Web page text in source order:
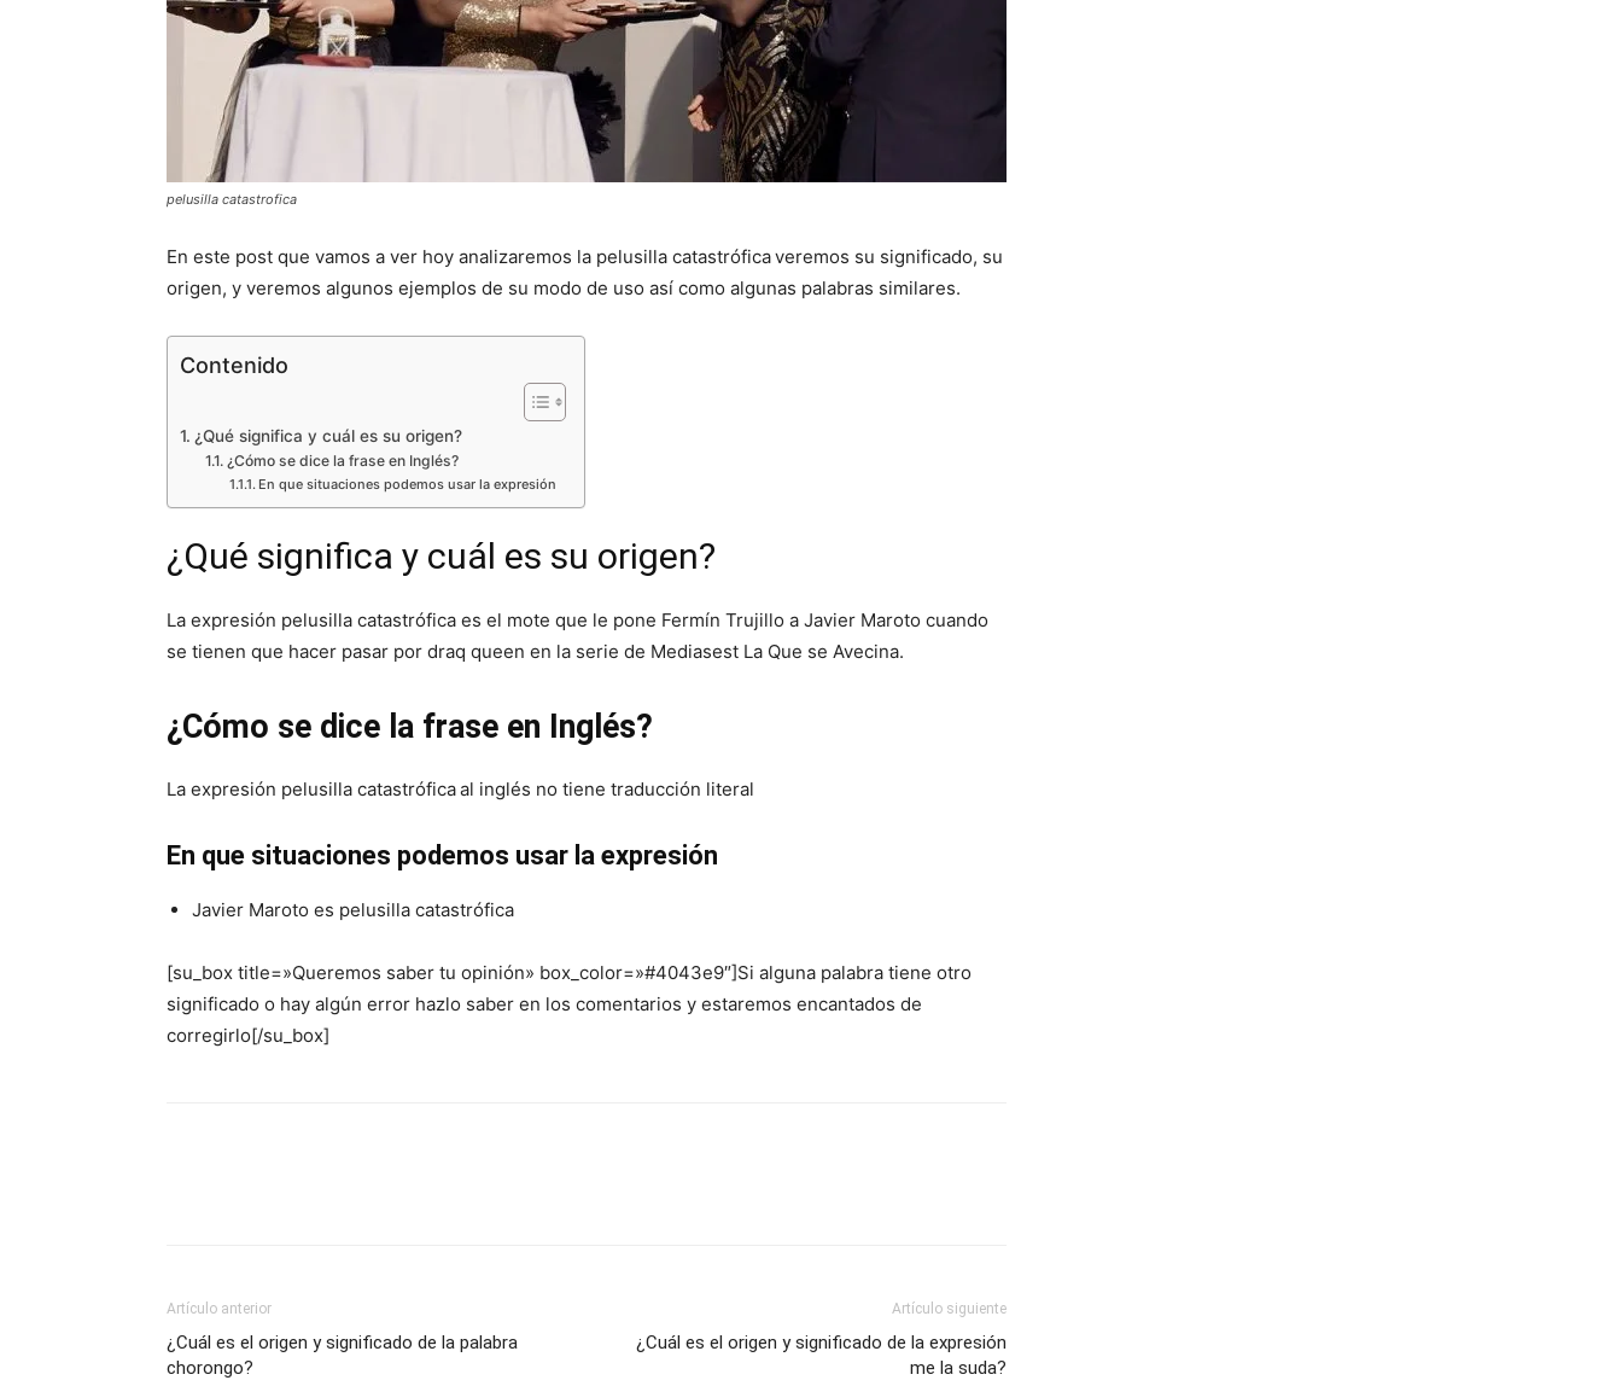
pelusilla catastrofica
En este post que vamos a ver hoy analizaremos la pelusilla catastróficaveremos su significado, su
origen, y veremos algunos ejemplos de su modo de uso así como algunas palabras similares.
Contenido
¿Qué significa y cuál es su origen?
¿Cómo se dice la frase en Inglés?
En que situaciones podemos usar la expresión
¿Qué significa y cuál es su origen?
La expresión pelusilla catastrófica es el mote que le pone Fermín Trujillo a Javier Maroto cuando
se tienen que hacer pasar por draq queen en la serie de Mediasest La Que se Avecina.
¿Cómo se dice la frase en Inglés?
La expresión pelusilla catastróficaal inglés no tiene traducción literal
En que situaciones podemos usar la expresión
Javier Maroto es pelusilla catastrófica
[su_box title=»Queremos saber tu opinión» box_color=»#4043e9″]Si alguna palabra tiene otro
significado o hay algún error hazlo saber en los comentarios y estaremos encantados de
corregirlo[/su_box]
Artículo anterior
¿Cuál es el origen y significado de la palabra
chorongo?
Artículo siguiente
¿Cuál es el origen y significado de la expresión
me la suda?